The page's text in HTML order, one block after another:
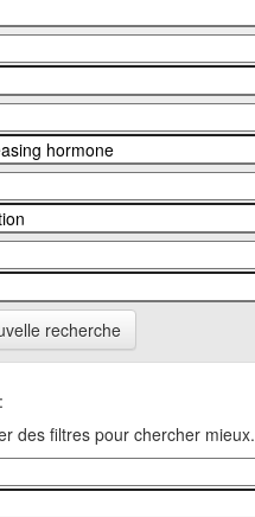
recherche
des filtres pour chercher mieux.